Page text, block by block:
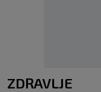
ZDRAVLJE